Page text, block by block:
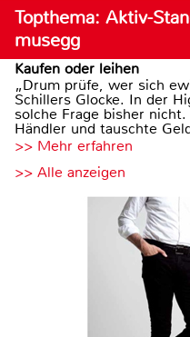
Topthema: Aktiv-
musegg
Kaufen oder leihen
„Drum prüfe, wer sich
Schillers Glocke. In der
solche Frage bisher
Händler und tauschte
>> Mehr erfahren
>> Alle anzeigen